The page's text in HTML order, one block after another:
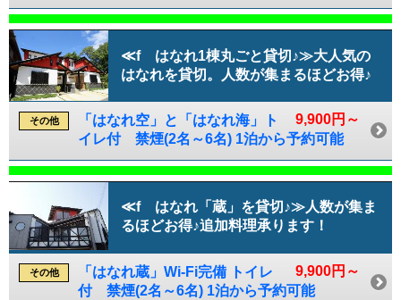
≪f はなれ1棟丸ごと貸切♪≫大人気の
はなれを貸切。人数が集まるほどお得♪
9,900円～
その他
「はなれ空」と「はなれ海」ト
イレ付 禁煙(2名～6名) 1泊から予約可能
≪f はなれ「蔵」を貸切♪≫人数が集ま
るほどお得♪追加料理承ります！
9,900円～
その他
「はなれ蔵」Wi-Fi完備 トイレ
付 禁煙(2名～6名) 1泊から予約可能